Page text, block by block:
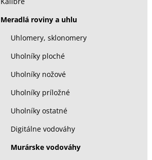
Meradlá roviny a uhlu
Uhlomery, sklonomery
Uholníky ploché
Uholníky nožové
Uholníky príložné
Uholníky ostatné
Digitálne vodováhy
Murárske vodováhy